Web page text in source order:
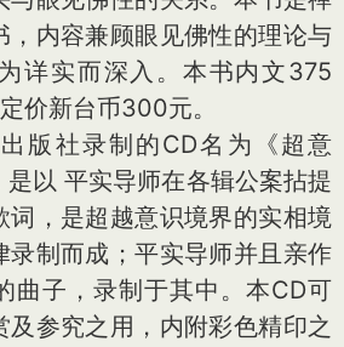
，内容兼顾眼见佛性的理论与
详实而深入。本书内文375
价新台币300元。
社录制的CD名为《超意
以 平实导师在各辑公案拈提
词，是超越意识境界的实相境
录制而成；平实导师并且亲作
曲子，录制于其中。本CD可
及参究之用，内附彩色精印之